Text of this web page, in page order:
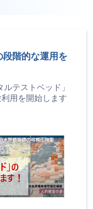
段階的な運用を
テストベッド」
用を開始します